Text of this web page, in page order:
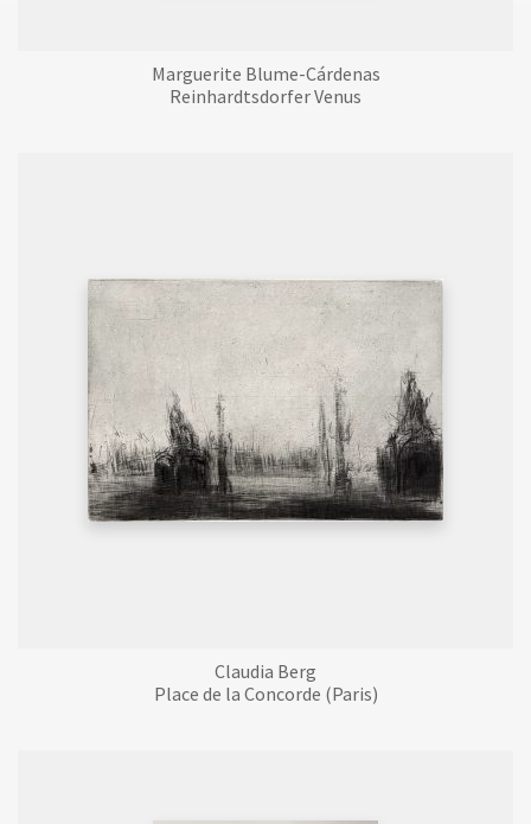
Marguerite Blume-Cárdenas
Reinhardtsdorfer Venus
Claudia Berg
Place de la Concorde (Paris)